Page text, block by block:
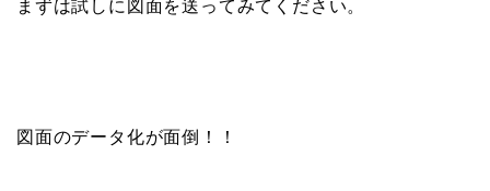
まずは試しに図面を送ってみてください。
図面のデータ化が面倒！！